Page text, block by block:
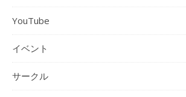
YouTube
イベント
サークル